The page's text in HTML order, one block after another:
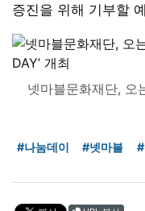
증진을 위해 기부할
넷마블문화재단, 오
#나눔데이 #넷마블